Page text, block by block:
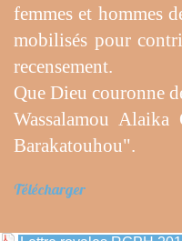
femmes et hommes
mobilisés pour
recensement.
Que Dieu couronne
Wassalamou
Barakatouhou".
Télécharger